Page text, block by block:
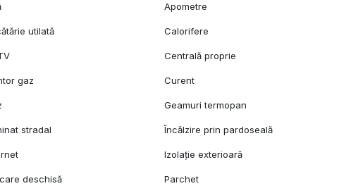
Apometre
utilată Calorifere
Centrală proprie
gaz Curent
Geamuri termopan
stradal Încălzire prin pardoseală
Izolație exterioară
deschisă Parchet